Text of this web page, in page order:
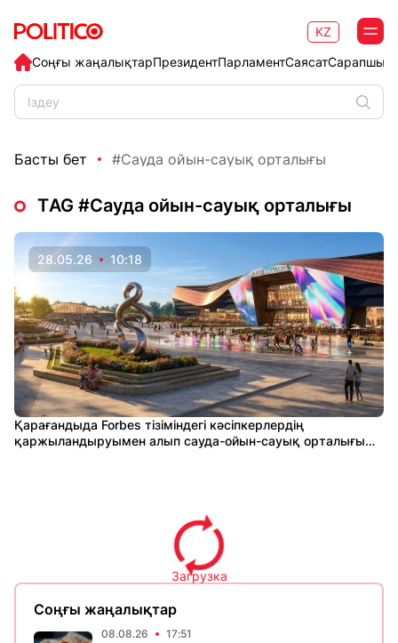
Соңғы жаңалықтарПрезидентПарламентСаясат
KZ
Басты бет #Сауда ойын-сауық орталығы
ТAG #Сауда ойын-сауық орталығы
28.05.26 10:18
Қарағандыда Forbes тізіміндегі кәсіпкерлердің
қаржыландыруымен алып сауда-ойын-сауық орталығы
Загрузка
Соңғы жаңалықтар
08.08.26 17:51